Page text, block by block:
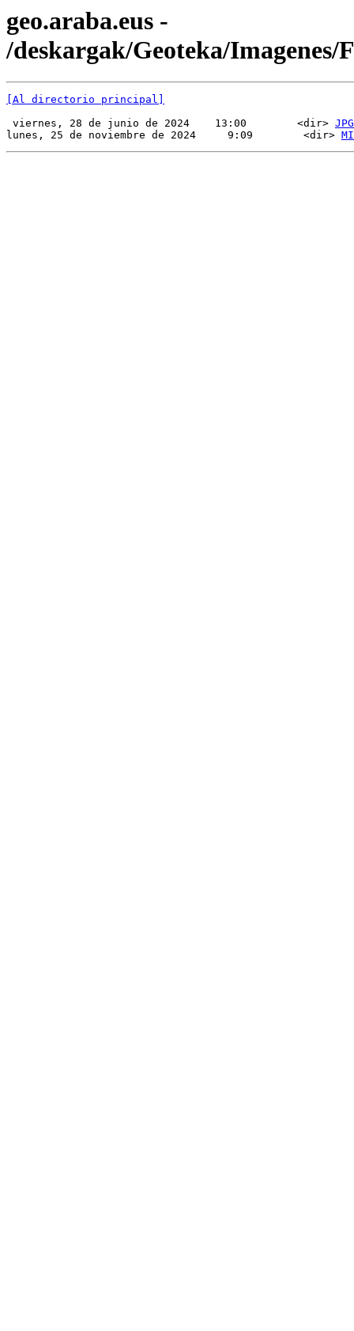
geo.araba.eus -
/deskargak/Geoteka/Imagenes/
[Al directorio principal]
viernes, 28 de junio de 2024    13:00        <dir> JPG
lunes, 25 de noviembre de 2024     9:09        <dir>